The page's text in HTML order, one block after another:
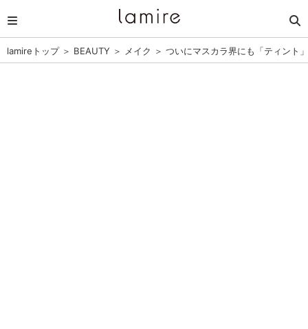
lamireトップ＞ BEAUTY ＞ メイク ＞ ついにマスカラ界にも「ティント